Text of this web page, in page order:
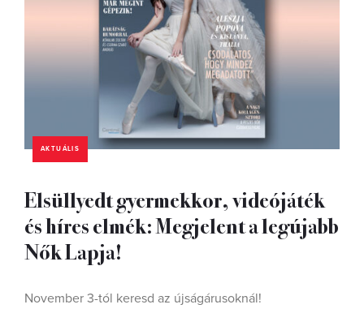
AKTUÁLIS
Elsüllyedt gyermekkor, videójáték
és híres elmék: Megjelent a legújabb
Nők Lapja!
November 3-tól keresd az újságárusoknál!